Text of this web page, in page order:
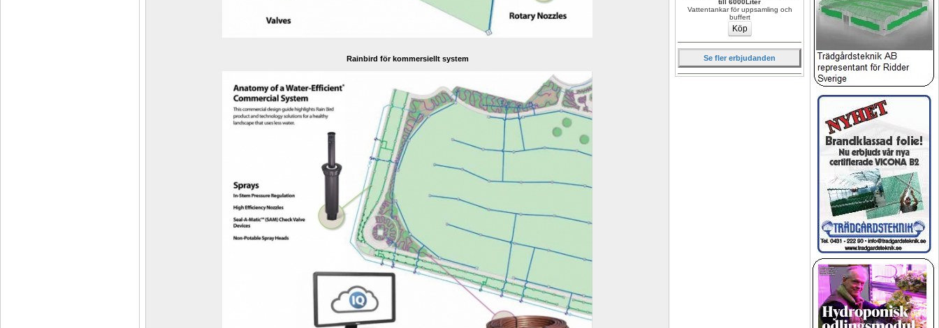
till 6000Liter
Vattentankar för uppsamling och
buffert
Se fler erbjudanden
Rainbird för kommersiellt system